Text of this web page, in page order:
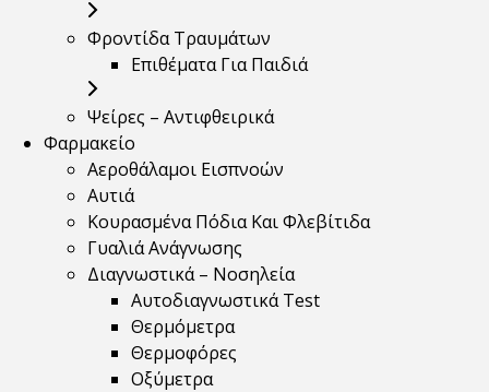
Φροντίδα Τραυμάτων
Επιθέματα Για Παιδιά
Ψείρες – Αντιφθειρικά
Φαρμακείο
Αεροθάλαμοι Εισπνοών
Αυτιά
Κουρασμένα Πόδια Και Φλεβίτιδα
Γυαλιά Ανάγνωσης
Διαγνωστικά – Νοσηλεία
Αυτοδιαγνωστικά Test
Θερμόμετρα
Θερμοφόρες
Οξύμετρα